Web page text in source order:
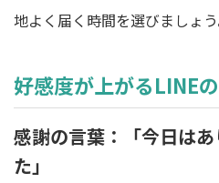
地よく届く時間を選びましょう
好感度が上がるLINE
感謝の言葉：「今日は
た」